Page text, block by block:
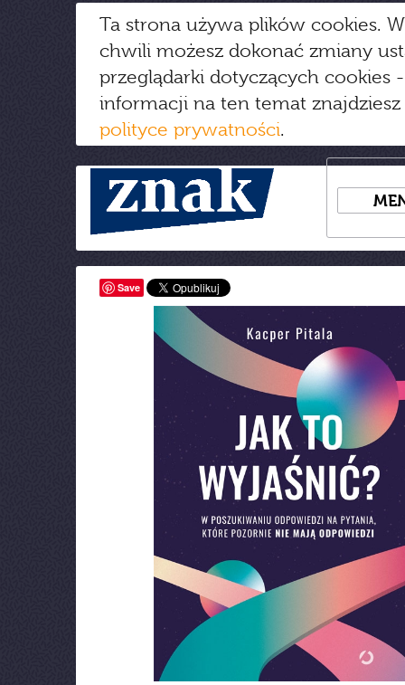
Ta strona używa plików cookies.
chwili możesz dokonać zmiany
przeglądarki dotyczących cookies
informacji na ten temat
polityce prywatności.
Save